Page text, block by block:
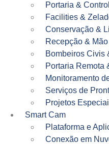
Portaria &
Facilities &
Conservação &
Recepção &
Bombeiros Civis
Portaria Remota
Monitoramento
Serviços de
Projetos
Smart Cam
Plataforma e
Conexão em